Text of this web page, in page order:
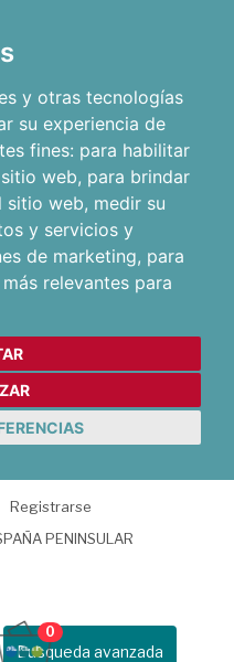
y otras tecnologías
su experiencia de
fines: para habilitar
web, para brindar
sitio web, medir su
y servicios y
de marketing, para
relevantes para
Registrarse
PENINSULAR
Busqueda avanzada
0